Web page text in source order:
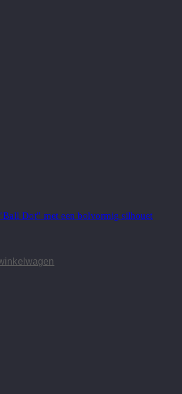
Dot" met een bolvormig silhouet